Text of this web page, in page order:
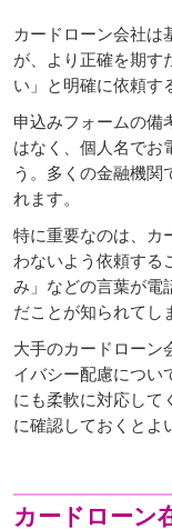
カードローン会社は
が、より正確を期す
い」と明確に依頼す
申込みフォームの備
はなく、個人名でお
う。多くの金融機関
れます。
特に重要なのは、カ
わないよう依頼する
み」などの言葉が電
だことが知られてし
大手のカードローン
イバシー配慮につい
にも柔軟に対応して
に確認しておくとよ
カードローン